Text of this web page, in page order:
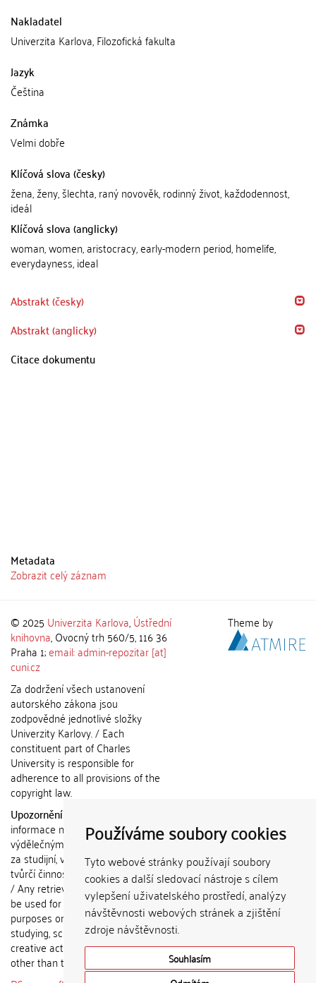
Používáme soubory cookies
Tyto webové stránky používají soubory
cookies a další sledovací nástroje s cílem
vylepšení uživatelského prostředí, analýzy
návštěvnosti webových stránek a zjištění
zdroje návštěvnosti.
Souhlasím
Nakladatel
Univerzita Karlova, Filozofická fakulta
Jazyk
Čeština
Známka
Velmi dobře
Klíčová slova (česky)
žena, ženy, šlechta, raný novověk, rodinný život, každodennost,
ideál
Klíčová slova (anglicky)
woman, women, aristocracy, early-modern period, homelife,
everydayness, ideal
Abstrakt (česky)
Abstrakt (anglicky)
Citace dokumentu
Metadata
Zobrazit celý záznam
© 2025 Univerzita Karlova,Ústřední
knihovna, Ovocný trh 560/5, 116 36
Praha 1;email: admin-repozitar [at]
cuni.cz
Za dodržení všech ustanovení
autorského zákona jsou
zodpovědné jednotlivé složky
Univerzity Karlovy. / Each
constituent part of Charles
University is responsible for
adherence to all provisions of the
copyright law.
Upozornění / Notice:
informace nemohou být použity k
výdělečným účelům nebo vydávány
za studijní, vědeckou nebo jinou
tvůrčí činnost jiné osoby než autora.
/ Any retrieved information shall not
be used for any commercial
purposes or claimed as results of
studying, scientific or any other
creative activities of any person
other than the author.
Theme by